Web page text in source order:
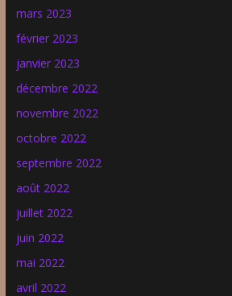
mars 2023
février 2023
janvier 2023
décembre 2022
novembre 2022
octobre 2022
septembre 2022
août 2022
juillet 2022
juin 2022
mai 2022
avril 2022